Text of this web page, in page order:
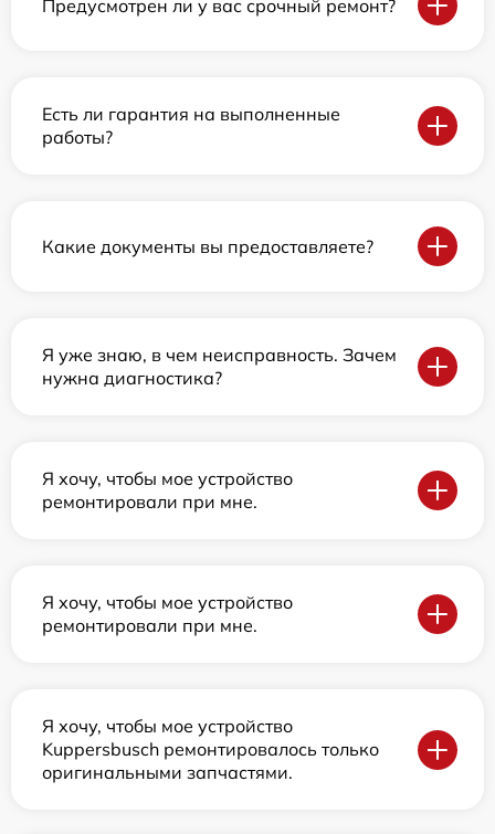
Предусмотрен ли у вас срочный ремонт?
Есть ли гарантия на выполненные
работы?
Какие документы вы предоставляете?
Я уже знаю, в чем неисправность. Зачем
нужна диагностика?
Я хочу, чтобы мое устройство
ремонтировали при мне.
Я хочу, чтобы мое устройство
ремонтировали при мне.
Я хочу, чтобы мое устройство
Kuppersbusch ремонтировалось только
оригинальными запчастями.